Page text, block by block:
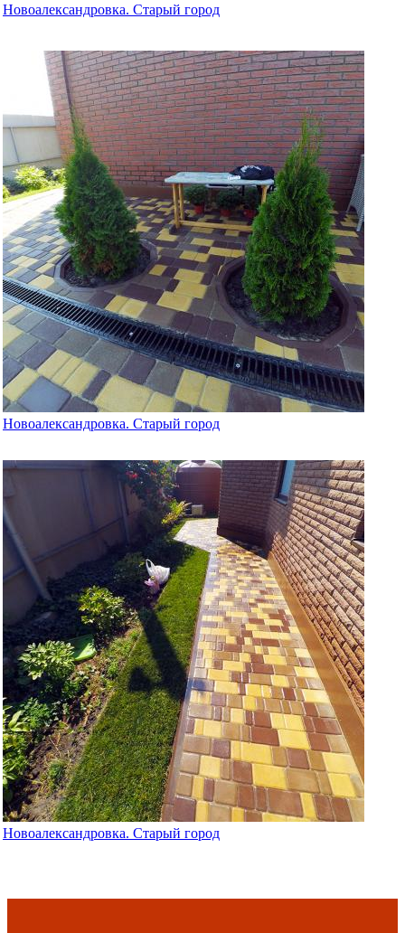
Новоалександровка. Старый город
Новоалександровка. Старый город
Новоалександровка. Старый город